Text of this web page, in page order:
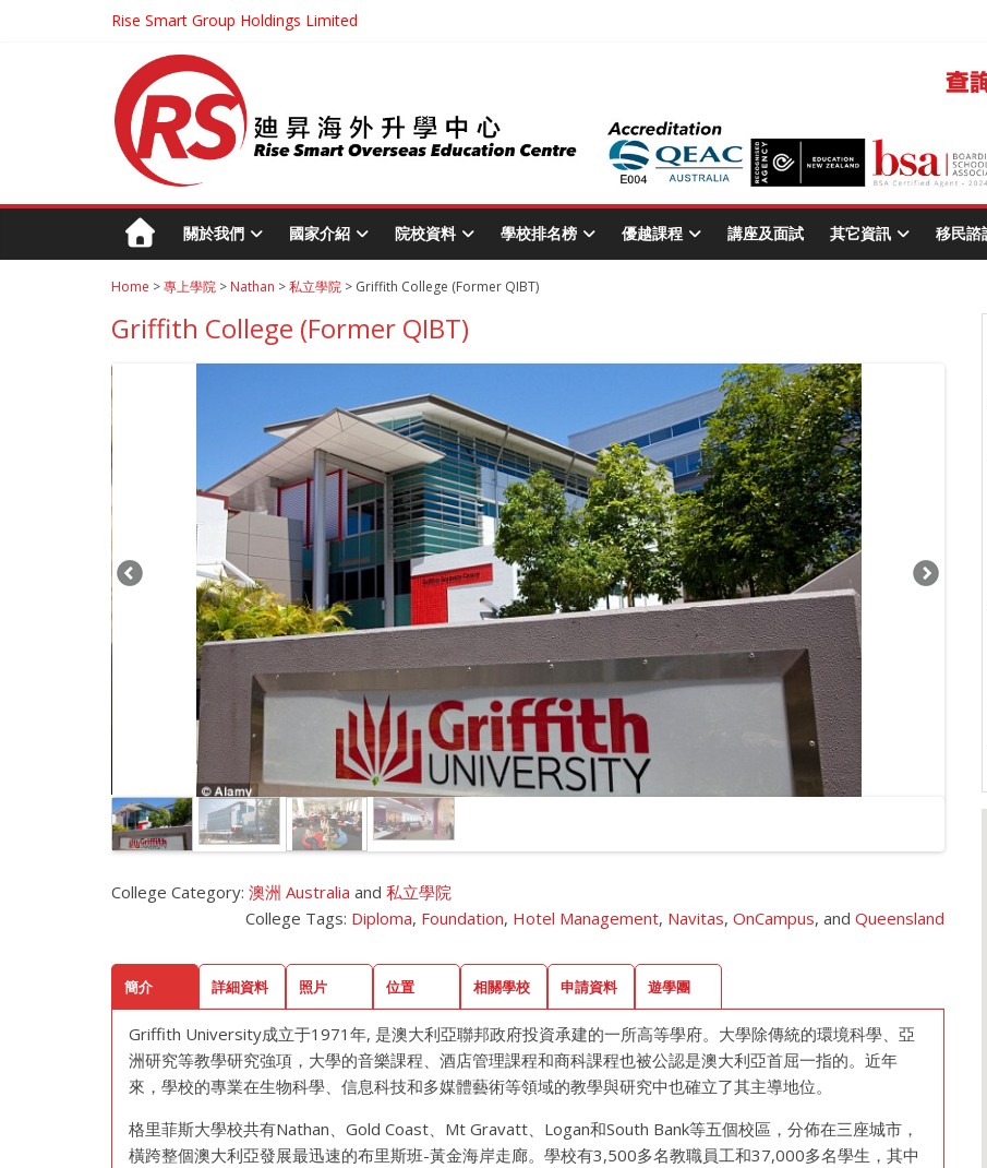
Rise Smart Group Holdings Limited
關於我們 國家介紹 院校資料 學校排名榜 優越課程 講座及面試 其它資訊 移民諮
Home >專上學院 > Nathan >私立學院 > Griffith College (Former QIBT)
Griffith College (Former QIBT)
College Category: 澳洲 Australia and 私立學院
College Tags: Diploma, Foundation, Hotel Management, Navitas, OnCampus, and Queensland
簡介 詳細資料 照片 位置 相關學校 申請資料 遊學團
Griffith University成立于1971年, 是澳大利亞聯邦政府投資承建的一所高等學府。大學除傳統的環境科學、亞
洲研究等教學研究強項，大學的音樂課程、酒店管理課程和商科課程也被公認是澳大利亞首屈一指的。近年
來，學校的專業在生物科學、信息科技和多媒體藝術等領域的教學與研究中也確立了其主導地位。
格里菲斯大學校共有Nathan、Gold Coast、Mt Gravatt、Logan和South Bank等五個校區，分佈在三座城市，
橫跨整個澳大利亞發展最迅速的布里斯班-黃金海岸走廊。學校有3,500多名教職員工和37,000多名學生，其中